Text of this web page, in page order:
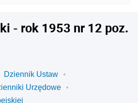
- rok 1953 nr 12 poz.
Dziennik Ustaw
Urzędowe